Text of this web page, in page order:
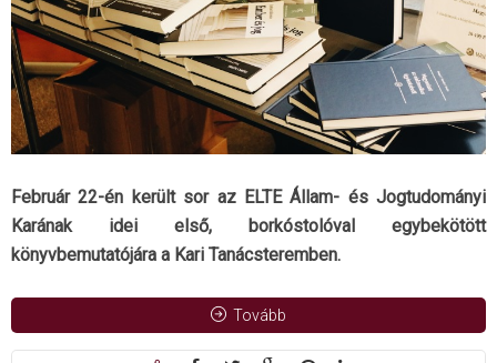
Február 22-én került sor az ELTE Állam- és Jogtudományi
Karának idei első, borkóstolóval egybekötött
könyvbemutatójára a Kari Tanácsteremben.
Tovább